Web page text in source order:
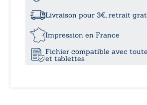
Livraison pour 3€, retrait
Impression en France
Fichier compatible avec
et tablettes